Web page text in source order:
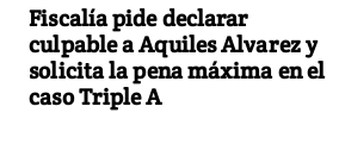
Fiscalía pide declarar
culpable a Aquiles Alvarez y
solicita la pena máxima en el
caso Triple A